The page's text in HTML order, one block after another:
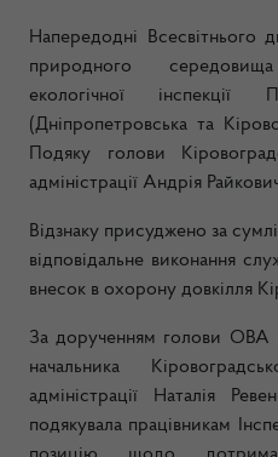
Напередодні Всесвітнього
природного
екологічної інспекції
(Дніпропетровська та
Подяку голови
адміністрації Андрія
Відзнаку присуджено за
відповідальне виконання
внесок в охорону довкілля
За дорученням голови ОВА
начальника
адміністрації Наталія
подякувала працівникам